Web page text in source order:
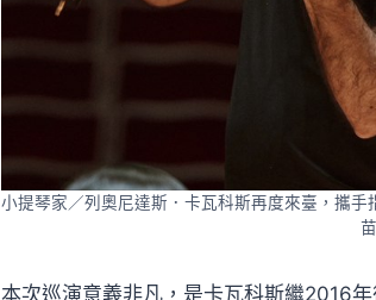
小提琴家／列奧尼達斯．卡瓦科斯再度來臺，攜手
本次巡演意義非凡，是卡瓦科斯繼2016